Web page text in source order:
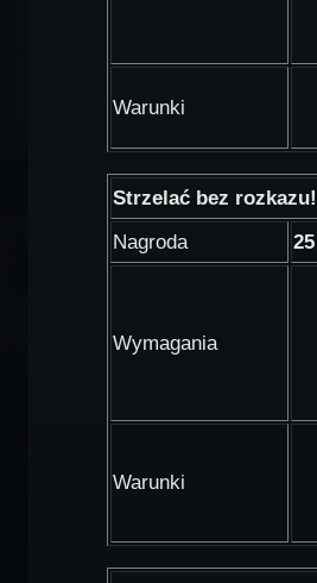
Warunki
Strzelać bez
Nagroda
Wymagania
Warunki